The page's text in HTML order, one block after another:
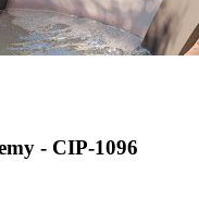
- CIP-1096